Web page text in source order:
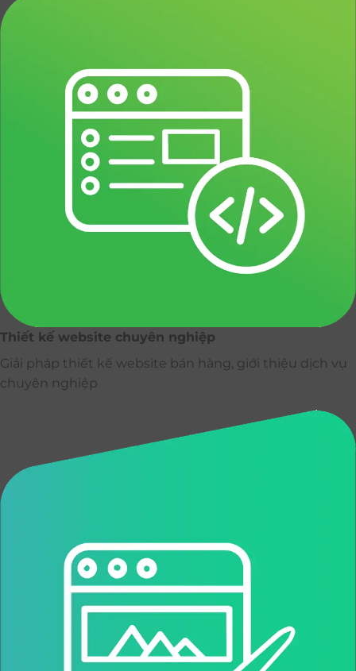
Thiết kế website chuyên nghiệp
Giải pháp thiết kế website bán hàng, giới thiệu dịch vụ
chuyên nghiệp